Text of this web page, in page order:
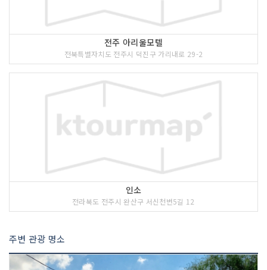
전주 아리울모텔
전북특별자치도 전주시 덕진구 가리내로 29-2
인소
전라북도 전주시 완산구 서신천변5길 12
주변 관광 명소